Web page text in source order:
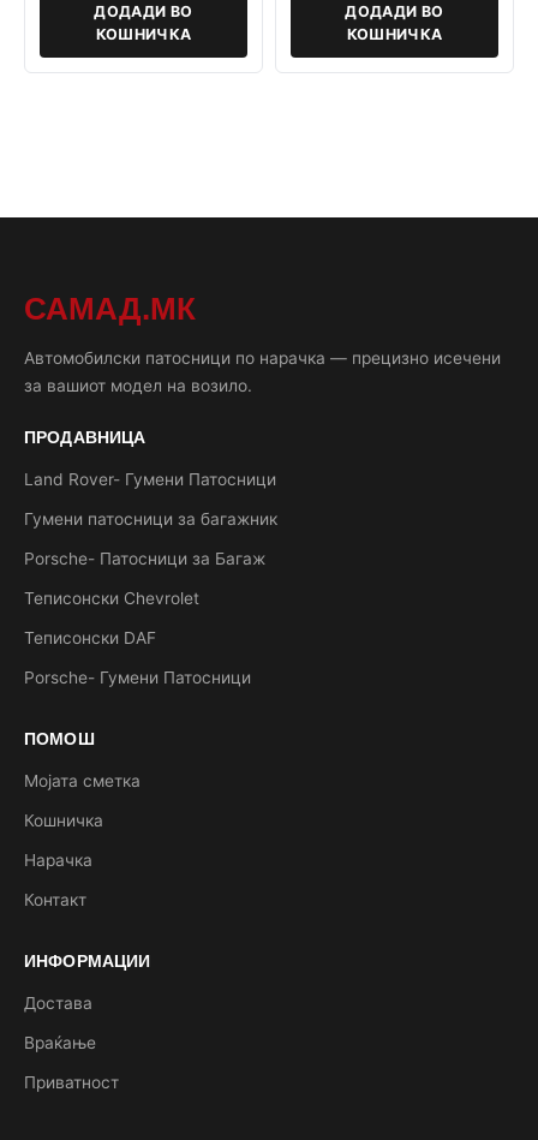
ДОДАДИ ВО
КОШНИЧКА
ДОДАДИ ВО
КОШНИЧКА
САМАД.МК
Автомобилски патосници по нарачка — прецизно исечени
за вашиот модел на возило.
ПРОДАВНИЦА
Land Rover- Гумени Патосници
Гумени патосници за багажник
Porsche- Патосници за Багаж
Теписонски Chevrolet
Теписонски DAF
Porsche- Гумени Патосници
ПОМОШ
Мојата сметка
Кошничка
Нарачка
Контакт
ИНФОРМАЦИИ
Достава
Враќање
Приватност